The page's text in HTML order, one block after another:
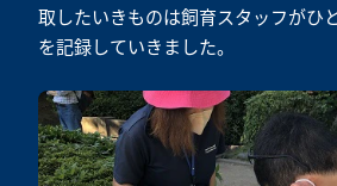
取したいきものは飼育スタッフがひ
を記録していきました。